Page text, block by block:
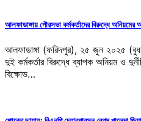
আলফাডাঙ্গায় পৌরসভা কর্মকর্তাদের বিরুদ্ধে
আলফাডাঙ্গা (ফরিদপুর), ২৫ জুন ২০২৫
দুই কর্মকর্তার বিরুদ্ধে ব্যাপক অনিয়ম ও
বিক্ষোভ…